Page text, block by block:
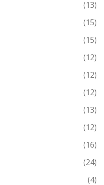
(13)
(15)
(15)
(12)
(12)
(12)
(13)
(12)
(16)
(24)
(4)